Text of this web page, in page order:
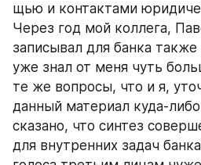
щью и контактами
Через год мой коллега,
записывал для банка
уже знал от меня чуть
те же вопросы, что и я,
данный материал куда-
сказано, что синтез
для внутренних задач